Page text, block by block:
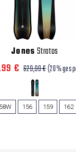
Jones Stratos
€ 629,99 €(20%
156 159 162